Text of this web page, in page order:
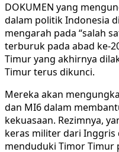
DOKUMEN yang
dalam politik Indonesia
mengarah pada “salah
terburuk pada abad ke-
Timur yang akhirnya
Timur terus dikunci.
Mereka akan
dan MI6 dalam
kekuasaan. Rezimnya,
keras militer dari Inggris
menduduki Timor Timur